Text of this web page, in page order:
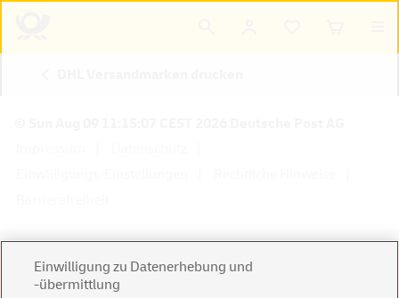
Konzern Karriere
Einwilligung zu Datenerhebung und
-übermittlung